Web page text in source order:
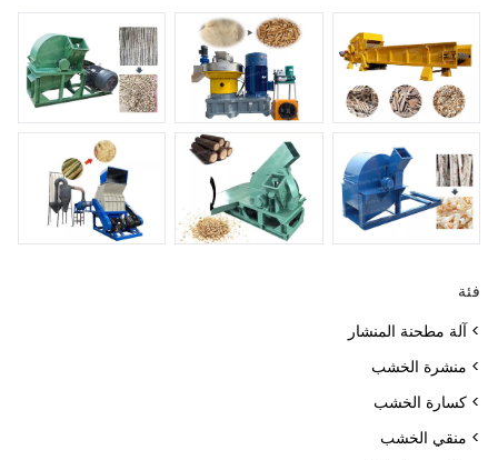
فئة
> آلة مطحنة المنشار
> منشرة الخشب
> كسارة الخشب
> منقي الخشب